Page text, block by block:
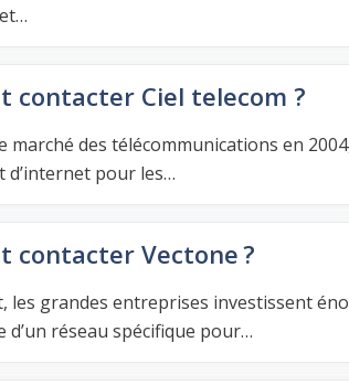
contacter Ciel telecom ?
marché des télécommunications en
d’internet pour les…
contacter Vectone ?
les grandes entreprises investissent
d’un réseau spécifique pour…